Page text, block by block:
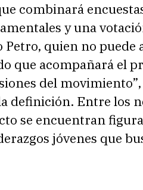
combinará
y una
Petro, quien no puede
que acompañará el
del movimiento”,
definición. Entre los
se encuentran
jóvenes que